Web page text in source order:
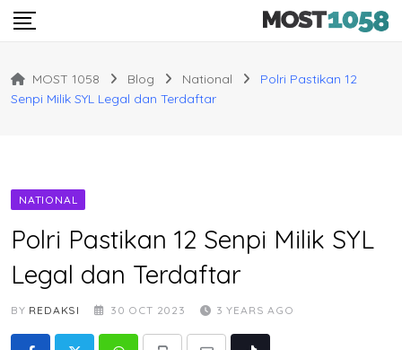
Skip
MOST 1058 Blog National
Polri Pastikan 12
Senpi Milik SYL Legal dan Terdaftar
NATIONAL
Polri Pastikan 12 Senpi Milik SYL
Legal dan Terdaftar
BY REDAKSI 30 OCT 2023 3 YEARS AGO